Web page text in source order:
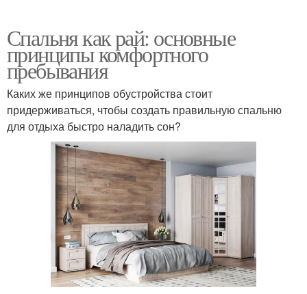
Спальня как рай: основные
принципы комфортного
пребывания
Каких же принципов обустройства стоит
придерживаться, чтобы создать правильную спальню
для отдыха быстро наладить сон?